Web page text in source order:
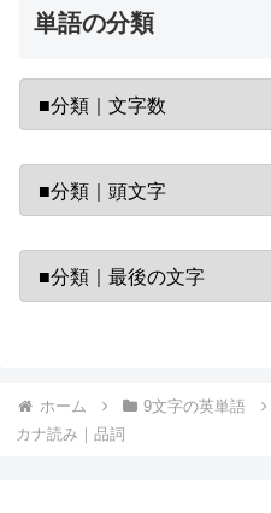
単語の分類
ホーム 9文字の英単語
カナ読み｜品詞